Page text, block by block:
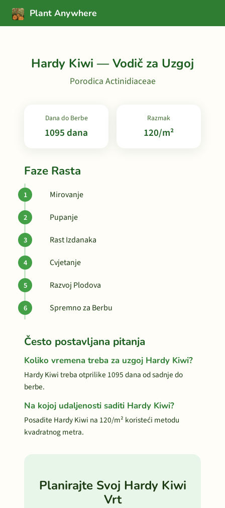
Plant Anywhere
Hardy Kiwi — Vodič za Uzgoj
Porodica Actinidiaceae
Dana do Berbe
1095 dana
Razmak
120/m²
Faze Rasta
Mirovanje
Pupanje
Rast Izdanaka
Cvjetanje
Razvoj Plodova
Spremno za Berbu
Često postavljana pitanja
Koliko vremena treba za uzgoj Hardy Kiwi?
Hardy Kiwi treba otprilike 1095 dana od sadnje do
berbe.
Na kojoj udaljenosti saditi Hardy Kiwi?
Posadite Hardy Kiwi na 120/m² koristeći metodu
kvadratnog metra.
Planirajte Svoj Hardy Kiwi
Vrt